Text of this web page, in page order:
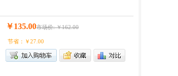
￥135.00市场价: ￥162.00
节省：￥27.00